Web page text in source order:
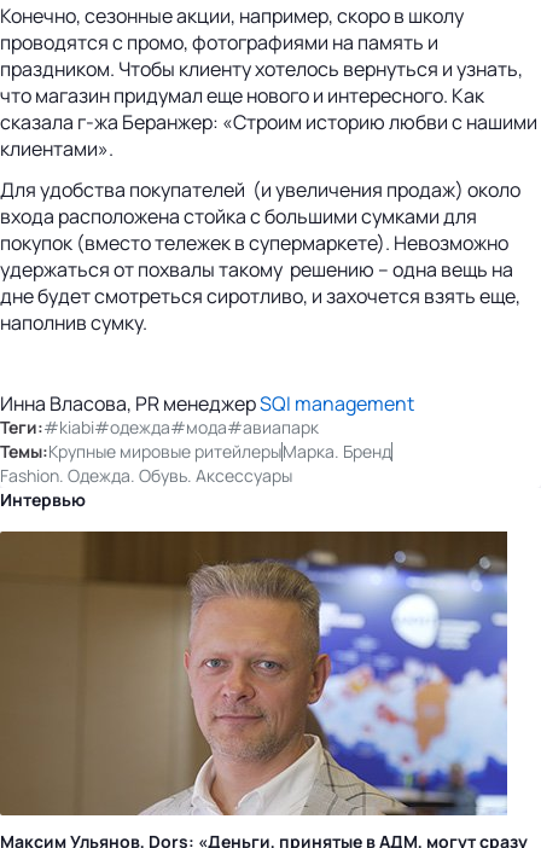
Конечно, сезонные акции, например, скоро в школу
проводятся с промо, фотографиями на память и
праздником. Чтобы клиенту хотелось вернуться и узнать,
что магазин придумал еще нового и интересного. Как
сказала г-жа Беранжер: «Строим историю любви с нашими
клиентами».
Для удобства покупателей (и увеличения продаж) около
входа расположена стойка с большими сумками для
покупок (вместо тележек в супермаркете). Невозможно
удержаться от похвалы такому решению – одна вещь на
дне будет смотреться сиротливо, и захочется взять еще,
наполнив сумку.
Инна Власова, PR менеджерSQI management
Теги:#kiabi#одежда#мода#авиапарк
Темы:Крупные мировые ритейлерыМарка. Бренд
Fashion. Одежда. Обувь. Аксессуары
Интервью
Максим Ульянов, Dors: «Деньги, принятые в АДМ, могут сразу